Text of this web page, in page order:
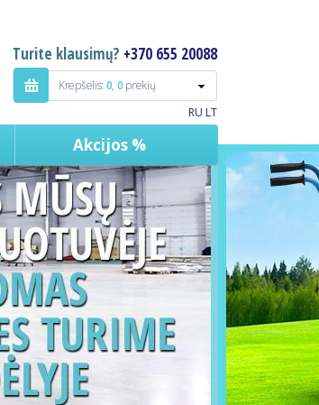
Turite klausimų? +370 655 20088
Krepšelis: 0, 0 prekių
RU LT
Akcijos %